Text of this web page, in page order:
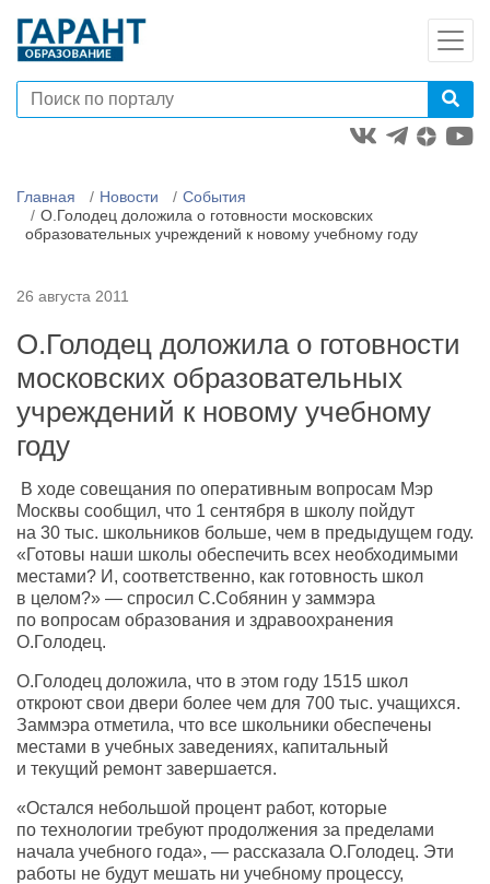
Главная Новости
События
О.Голодец доложила о готовности московских
образовательных учреждений к новому учебному году
26 августа 2011
О.Голодец доложила о готовности
московских образовательных
учреждений к новому учебному
году
В ходе совещания по оперативным вопросам Мэр
Москвы сообщил, что 1 сентября в школу пойдут
на 30 тыс. школьников больше, чем в предыдущем году.
«Готовы наши школы обеспечить всех необходимыми
местами? И, соответственно, как готовность школ
в целом?» — спросил С.Собянин у заммэра
по вопросам образования и здравоохранения
О.Голодец.
О.Голодец доложила, что в этом году 1515 школ
откроют свои двери более чем для 700 тыс. учащихся.
Заммэра отметила, что все школьники обеспечены
местами в учебных заведениях, капитальный
и текущий ремонт завершается.
«Остался небольшой процент работ, которые
по технологии требуют продолжения за пределами
начала учебного года», — рассказала О.Голодец. Эти
работы не будут мешать ни учебному процессу,